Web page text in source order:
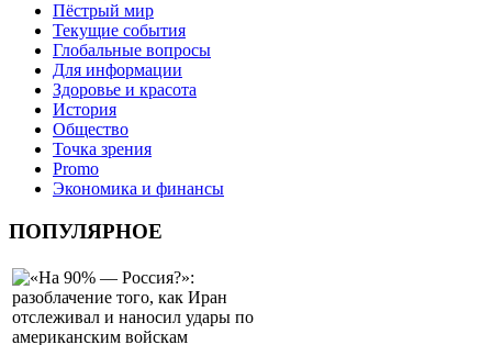
Пёстрый мир
Текущие события
Глобальные вопросы
Для информации
Здоровье и красота
История
Общество
Точка зрения
Promo
Экономика и финансы
ПОПУЛЯРНОЕ